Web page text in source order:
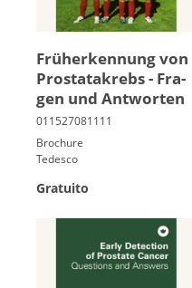
Früh­er­ken­nung von
Pro­sta­ta­krebs - Fra­
gen und Ant­wor­ten
Brochure
Tedesco
Gratuito